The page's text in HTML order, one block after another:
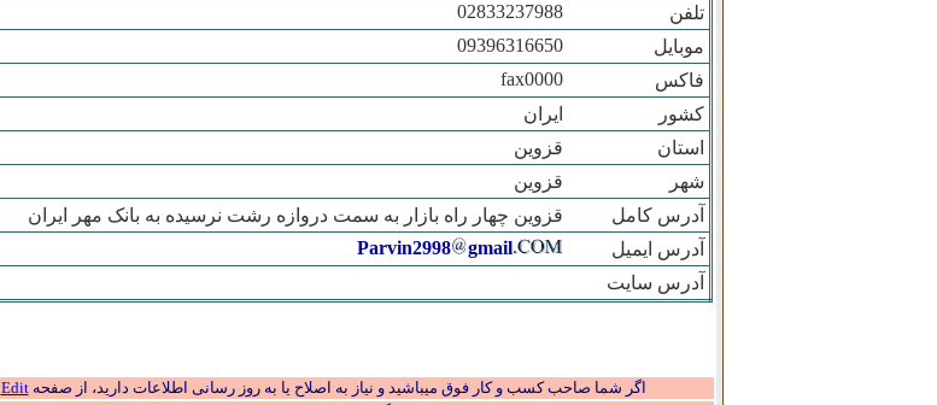
تلفن
02833237988
موبایل
09396316650
فاکس
fax0000
کشور
ایران
استان
قزوين
شهر
قزوين
آدرس کامل
قزوين چهار راه بازار به سمت دروازه رشت نرسیده به بانک مهر ایران
آدرس ایمیل
Parvin2998
gmail
آدرس سایت
اگر شما صاحب کسب و کار فوق میباشید و نیاز به اصلاح یا به روز رسانی اطلاعات دارید، از صفحهEdit